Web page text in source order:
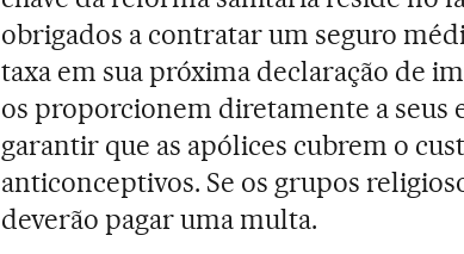
obrigados a contratar um seguro
taxa em sua próxima declaração de
os proporcionem diretamente a seus
garantir que as apólices cubrem o
anticonceptivos. Se os grupos
deverão pagar uma multa.